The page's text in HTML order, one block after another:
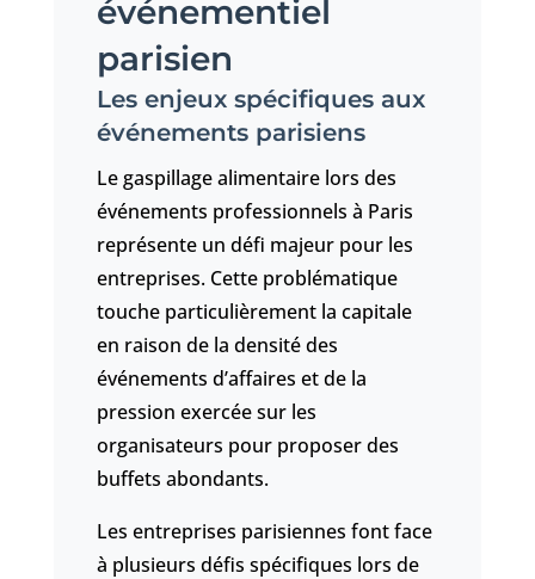
événementiel
parisien
Les enjeux spécifiques aux
événements parisiens
Le gaspillage alimentaire lors des
événements professionnels à Paris
représente un défi majeur pour les
entreprises. Cette problématique
touche particulièrement la capitale
en raison de la densité des
événements d’affaires et de la
pression exercée sur les
organisateurs pour proposer des
buffets abondants.
Les entreprises parisiennes font face
à plusieurs défis spécifiques lors de